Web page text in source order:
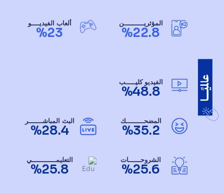
المؤثريــــــــــن
%22.8
ألعاب الفيديــــو
%23
الفيديو كليـــــب
%48.8
المضحـــــــــك
%35.2
البث المباشـــــــر
%28.4
الشروحــــــات
%25.6
التعليمــــــــــــي
%25.8